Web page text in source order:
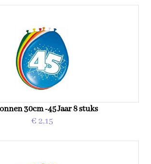
30cm -45 Jaar 8 stuks
€ 2,15